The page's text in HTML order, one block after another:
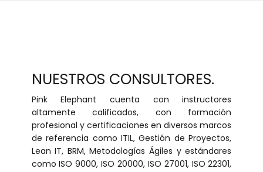
NUESTROS CONSULTORES.
Pink Elephant cuenta con instructores
altamente calificados, con formación
profesional y certificaciones en diversos marcos
de referencia como ITIL, Gestión de Proyectos,
Lean IT, BRM, Metodologías Ágiles y estándares
como ISO 9000, ISO 20000, ISO 27001, ISO 22301,